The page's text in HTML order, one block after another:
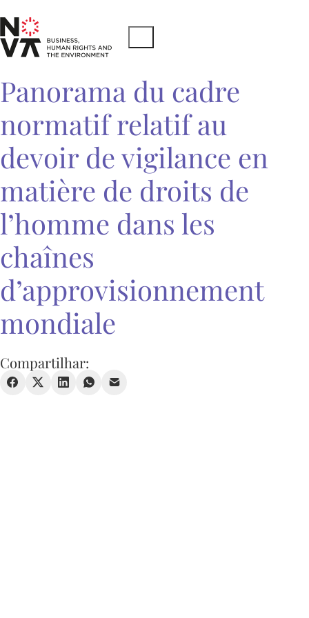
Panorama du cadre
normatif relatif au
devoir de vigilance en
matière de droits de
l’homme dans les
chaînes
d’approvisionnement
mondiale
Compartilhar: